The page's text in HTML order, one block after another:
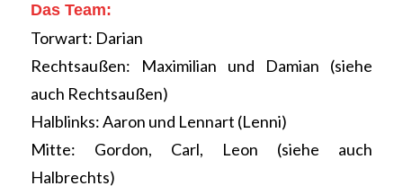
Das Team:
Torwart: Darian
Rechtsaußen: Maximilian und Damian (siehe
auch Rechtsaußen)
Halblinks: Aaron und Lennart (Lenni)
Mitte: Gordon, Carl, Leon (siehe auch
Halbrechts)